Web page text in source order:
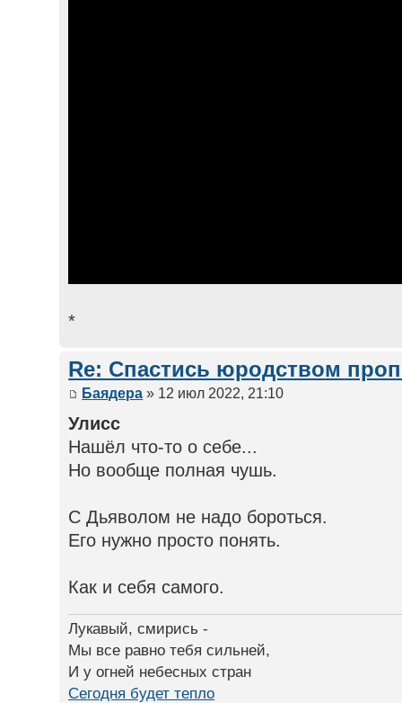
*
Re: Спастись юродством
Баядера » 12 июл 2022, 21:10
Улисс
Нашёл что-то о себе...
Но вообще полная чушь.
С Дьяволом не надо бороться.
Его нужно просто понять.
Как и себя самого.
Лукавый, смирись -
Мы все равно тебя сильней,
И у огней небесных стран
Сегодня будет тепло